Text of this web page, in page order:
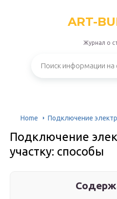
ART-
Журнал о
Home Подключение
Подключение
участку: способы